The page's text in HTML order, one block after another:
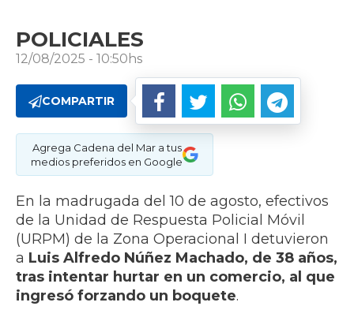
POLICIALES
12/08/2025 - 10:50hs
COMPARTIR
Agrega Cadena del Mar a tus
medios preferidos en Google
En la madrugada del 10 de agosto, efectivos
de la Unidad de Respuesta Policial Móvil
(URPM) de la Zona Operacional I detuvieron
a Luis Alfredo Núñez Machado, de 38 años,
tras intentar hurtar en un comercio, al que
ingresó forzando un boquete.